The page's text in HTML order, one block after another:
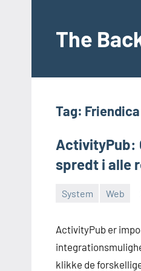
The
Tag: Friendica
ActivityPub:
spredt i alle
System Web
Morten
Johansen
ActivityPub er
klikke de